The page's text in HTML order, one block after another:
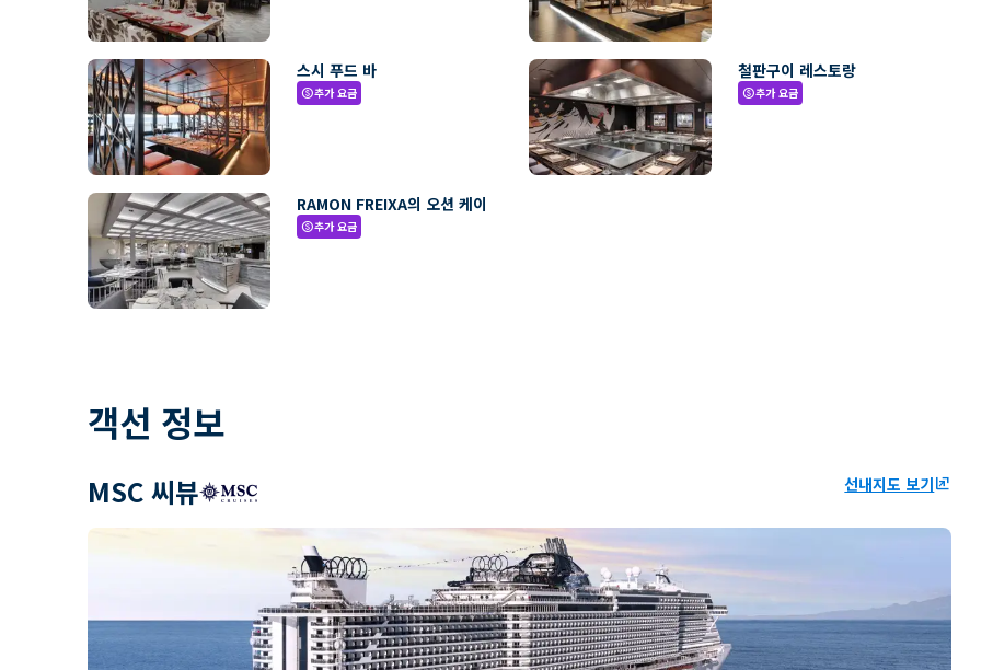
스시 푸드 바
paid추가 요금
철판구이 레스토랑
paid추가 요금
RAMON FREIXA의 오션 케이
paid추가 요금
객선 정보
MSC 씨뷰 선내지도 보기ungroup